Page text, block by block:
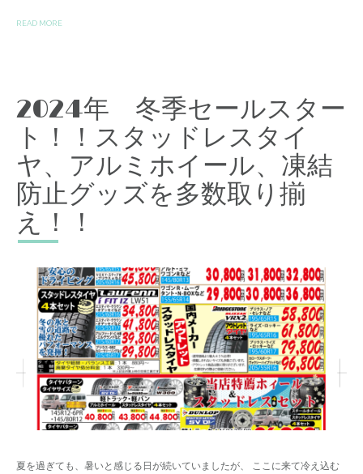
READ MORE
2024年 冬季セールスター
ト！！スタッドレスタイ
ヤ、アルミホイール、凍結
防止グッズを多数取り揃
え！！
夏を過ぎても、暑いと感じる日が続いていましたが、 ここに来て冷え込む